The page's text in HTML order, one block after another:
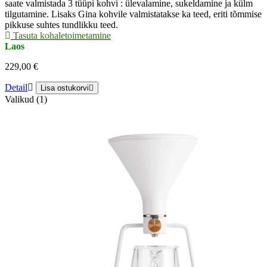
saate valmistada 3 tüüpi kohvi : ülevalamine, sukeldamine ja külm
tilgutamine. Lisaks Gina kohvile valmistatakse ka teed, eriti tõmmise
pikkuse suhtes tundlikku teed.
Tasuta kohaletoimetamine
Laos
229,00 €
Detail Lisa ostukorvi
Valikud (1)